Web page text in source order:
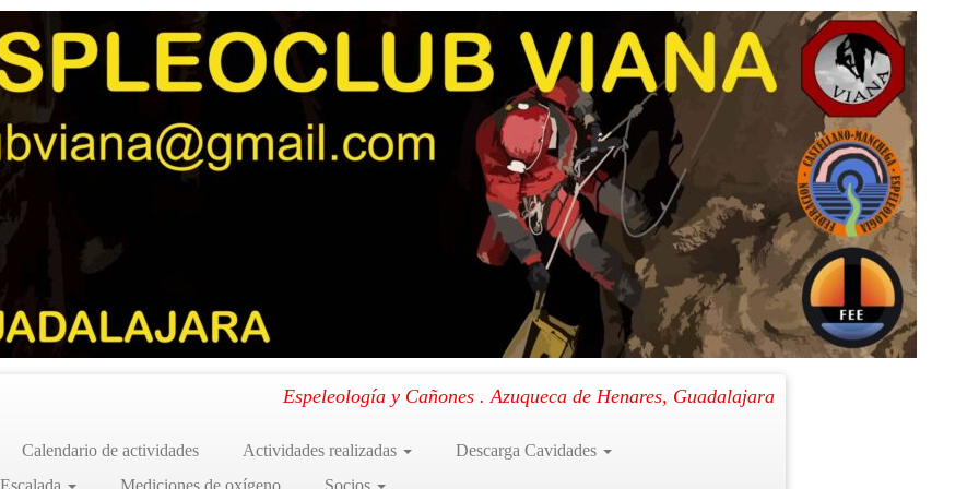
Espeleología y Cañones . Azuqueca de Henares, Guadalajara
Calendario de actividades Actividades realizadas
Descarga Cavidades
Mediciones de oxígeno Socios
Francia: Aventura Bajo Tierra y en la Carretera (28-07 al 05-08-2024)
Siguiente →